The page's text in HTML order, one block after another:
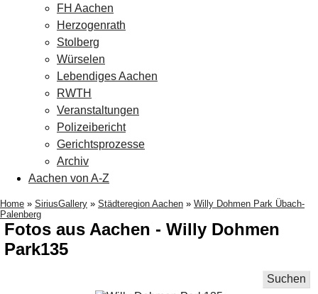
FH Aachen
Herzogenrath
Stolberg
Würselen
Lebendiges Aachen
RWTH
Veranstaltungen
Polizeibericht
Gerichtsprozesse
Archiv
Aachen von A-Z
Home » SiriusGallery » Städteregion Aachen » Willy Dohmen Park Übach-
Palenberg
Fotos aus Aachen - Willy Dohmen
Park135
Suchen